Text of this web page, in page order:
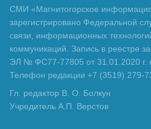
СМИ «Магнитогорское
зарегистрировано Федеральной
связи, информационных
коммуникаций. Запись в реестре
ЭЛ № ФС77-77805 от 31.01.2020 г.
Телефон редакции +7 (3519) 279-
Гл. редактор В. О. Болкун
Учредитель А.П. Верстов